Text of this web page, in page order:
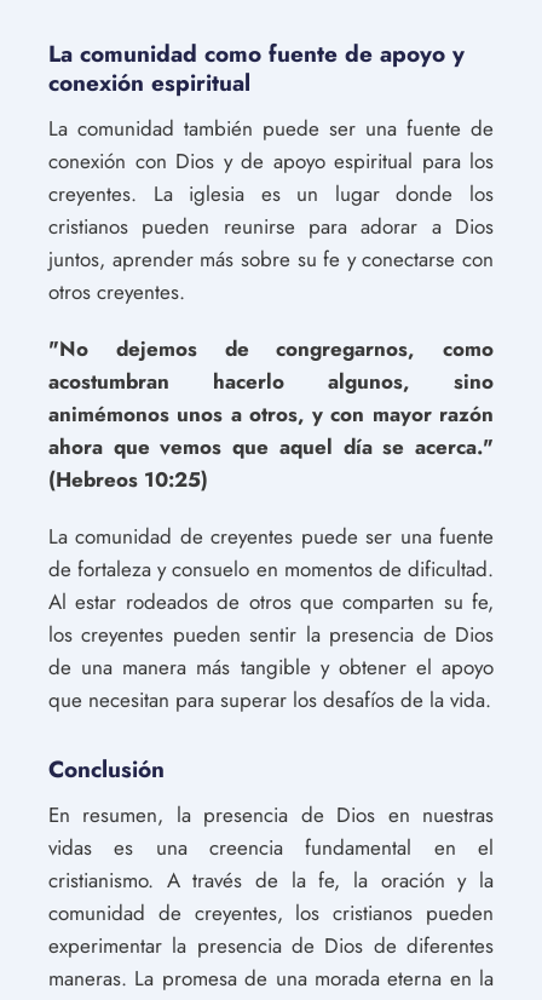
La comunidad como fuente de apoyo y
conexión espiritual
La comunidad también puede ser una fuente de
conexión con Dios y de apoyo espiritual para los
creyentes. La iglesia es un lugar donde los
cristianos pueden reunirse para adorar a Dios
juntos, aprender más sobre su fe y conectarse con
otros creyentes.
"No dejemos de congregarnos, como
acostumbran hacerlo algunos, sino
animémonos unos a otros, y con mayor razón
ahora que vemos que aquel día se acerca."
(Hebreos 10:25)
La comunidad de creyentes puede ser una fuente
de fortaleza y consuelo en momentos de dificultad.
Al estar rodeados de otros que comparten su fe,
los creyentes pueden sentir la presencia de Dios
de una manera más tangible y obtener el apoyo
que necesitan para superar los desafíos de la vida.
Conclusión
En resumen, la presencia de Dios en nuestras
vidas es una creencia fundamental en el
cristianismo. A través de la fe, la oración y la
comunidad de creyentes, los cristianos pueden
experimentar la presencia de Dios de diferentes
maneras. La promesa de una morada eterna en la